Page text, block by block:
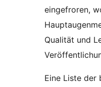
eingefroren,
Qualität und
Eine Liste der